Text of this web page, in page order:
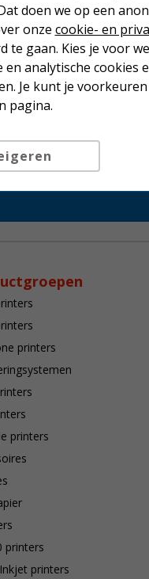
printers
printers
printers
printers
doen we op een
onze cookie- en
te gaan. Kies je voor
analytische cookies
Je kunt je
pagina.